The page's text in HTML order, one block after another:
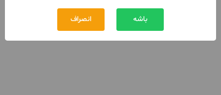
باشه انصراف